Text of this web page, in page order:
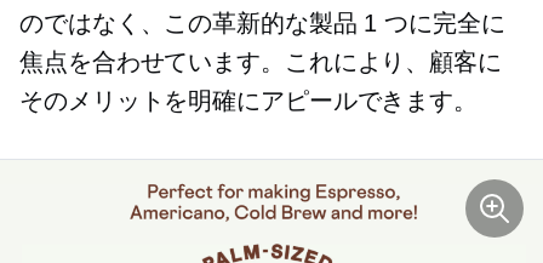
のではなく、この革新的な製品 1 つに完全に
焦点を合わせています。これにより、顧客に
そのメリットを明確にアピールできます。